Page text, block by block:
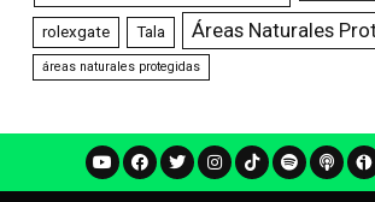
rolexgate Tala Áreas Naturales
áreas naturales protegidas